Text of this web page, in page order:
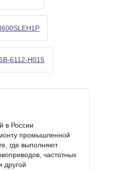
6112-H015
в России
промышленной
где выполняют
частотных
другой